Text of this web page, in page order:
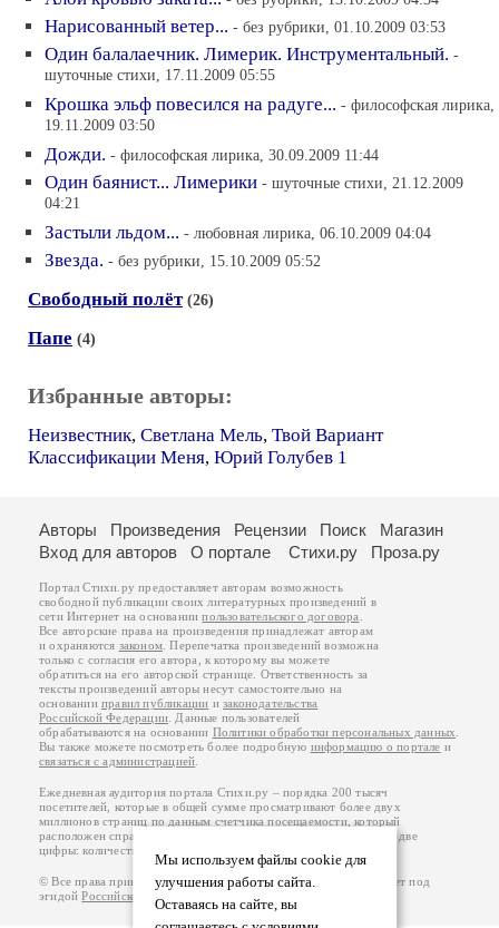
Нарисованный ветер... - без рубрики, 01.10.2009 03:53
Один балалаечник. Лимерик. Инструментальный. -
шуточные стихи, 17.11.2009 05:55
Крошка эльф повесился на радуге... - философская лирика,
19.11.2009 03:50
Дожди. - философская лирика, 30.09.2009 11:44
Один баянист... Лимерики - шуточные стихи, 21.12.2009
04:21
Застыли льдом... - любовная лирика, 06.10.2009 04:04
Звезда. - без рубрики, 15.10.2009 05:52
Свободный полёт (26)
Папе (4)
Избранные авторы:
Неизвестник, Светлана Мель, Твой Вариант
Классификации Меня, Юрий Голубев 1
Мы используем файлы cookie для
улучшения работы сайта.
Оставаясь на сайте, вы
Авторы Произведения Рецензии Поиск
Магазин
Вход для авторов
О портале Стихи.ру Проза.ру
Портал Стихи.ру предоставляет авторам возможность
свободной публикации своих литературных произведений в
сети Интернет на основаниипользовательского договора
Все авторские права на произведения принадлежат авторам
и охраняются законом . Перепечатка произведений возможна
только с согласия его автора, к которому вы можете
обратиться на его авторской странице. Ответственность за
тексты произведений авторы несут самостоятельно на
основанииправил публикации изаконодательства
Российской Федерации . Данные пользователей
обрабатываются на основании Политики обработки персональных данных
Вы также можете посмотреть более подробную информацию о портале и
связаться с администрацией
Ежедневная аудитория портала Стихи.ру – порядка 200 тысяч
посетителей, которые в общей сумме просматривают более двух
миллионов страниц по данным счетчика посещаемости, который
расположен справа от этого текста. В каждой графе указано по две
цифры: количество просмотров и количество посетителей.
© Все права принадлежат авторам, 2000-2026. Портал работает под
эгидойРоссийского союза писателей